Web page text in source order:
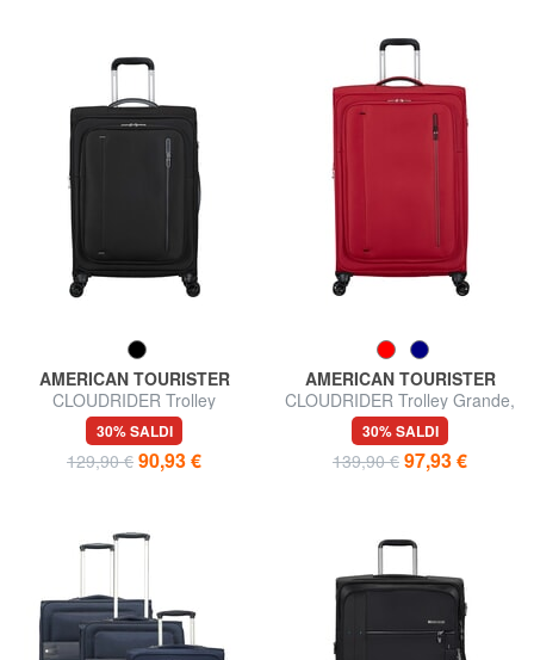
AMERICAN TOURISTER
CLOUDRIDER Trolley
Espandibile Grande
30% SALDI
129,90 € 90,93 €
AMERICAN TOURISTER
CLOUDRIDER Trolley Grande,
espandibile
30% SALDI
139,90 € 97,93 €